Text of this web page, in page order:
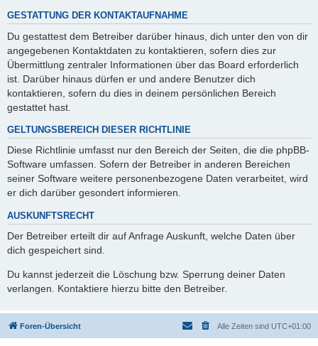
GESTATTUNG DER KONTAKTAUFNAHME
Du gestattest dem Betreiber darüber hinaus, dich unter den von dir
angegebenen Kontaktdaten zu kontaktieren, sofern dies zur
Übermittlung zentraler Informationen über das Board erforderlich
ist. Darüber hinaus dürfen er und andere Benutzer dich
kontaktieren, sofern du dies in deinem persönlichen Bereich
gestattet hast.
GELTUNGSBEREICH DIESER RICHTLINIE
Diese Richtlinie umfasst nur den Bereich der Seiten, die die phpBB-
Software umfassen. Sofern der Betreiber in anderen Bereichen
seiner Software weitere personenbezogene Daten verarbeitet, wird
er dich darüber gesondert informieren.
AUSKUNFTSRECHT
Der Betreiber erteilt dir auf Anfrage Auskunft, welche Daten über
dich gespeichert sind.
Du kannst jederzeit die Löschung bzw. Sperrung deiner Daten
verlangen. Kontaktiere hierzu bitte den Betreiber.
Foren-Übersicht Alle Zeiten sind UTC+01:00